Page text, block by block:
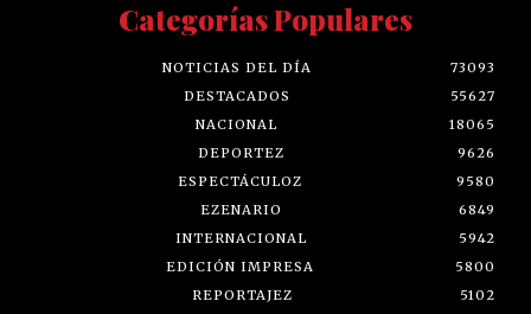
Categorías Populares
NOTICIAS DEL DÍA
73093
DESTACADOS
55627
NACIONAL
18065
DEPORTEZ
9626
ESPECTÁCULOZ
9580
EZENARIO
6849
INTERNACIONAL
5942
EDICIÓN IMPRESA
5800
REPORTAJEZ
5102